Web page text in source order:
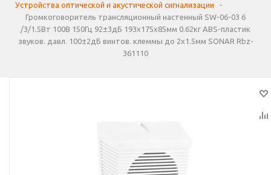
Устройства оптической и акустической сигнализации
-
Громкоговоритель трансляционный настенный SW-06-03 6
/3/1.5Вт 100В 150Гц 92±3дБ 193х175х85мм 0.62кг ABS-пластик
звуков. давл. 100±2дБ винтов. клеммы до 2х1.5мм SONAR Rbz-
361110